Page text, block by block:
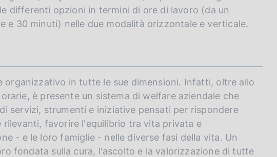
differenti opzioni in termini di ore di lavoro (da un
e 30 minuti) nelle due modalità orizzontale e verticale.
organizzativo in tutte le sue dimensioni. Infatti, oltre allo
è presente un sistema di welfare aziendale che
servizi, strumenti e iniziative pensati per rispondere
favorire l'equilibrio tra vita privata e
- e le loro famiglie - nelle diverse fasi della vita. Un
fondata sulla cura, l'ascolto e la valorizzazione di tutte